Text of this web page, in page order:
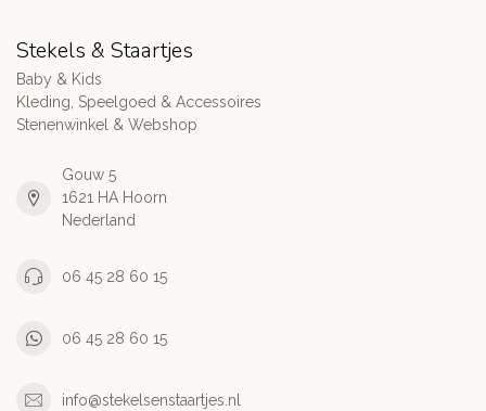
Stekels & Staartjes
Baby & Kids
Kleding, Speelgoed & Accessoires
Stenenwinkel & Webshop
Gouw 5
1621 HA Hoorn
Nederland
06 45 28 60 15
06 45 28 60 15
info@stekelsenstaartjes.nl